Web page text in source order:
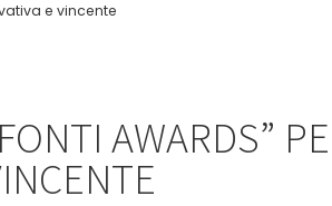
e vincente
AWARDS”